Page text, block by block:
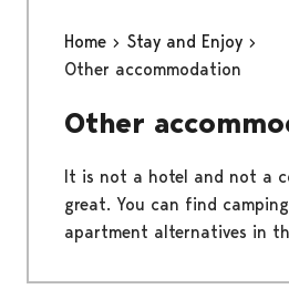
Home
Stay and Enjoy
Other accommodation
Other
It is not a hotel and not a
great. You can find
apartment alternatives in